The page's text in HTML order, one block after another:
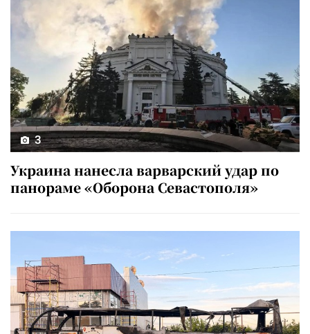
3
Украина нанесла варварский удар по
панораме «Оборона Севастополя»